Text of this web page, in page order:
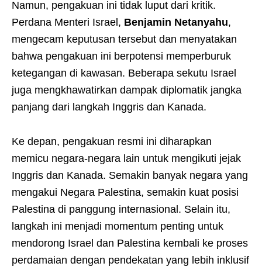
Namun, pengakuan ini tidak luput dari kritik.
Perdana Menteri Israel, Benjamin Netanyahu,
mengecam keputusan tersebut dan menyatakan
bahwa pengakuan ini berpotensi memperburuk
ketegangan di kawasan. Beberapa sekutu Israel
juga mengkhawatirkan dampak diplomatik jangka
panjang dari langkah Inggris dan Kanada.
Ke depan, pengakuan resmi ini diharapkan
memicu negara-negara lain untuk mengikuti jejak
Inggris dan Kanada. Semakin banyak negara yang
mengakui Negara Palestina, semakin kuat posisi
Palestina di panggung internasional. Selain itu,
langkah ini menjadi momentum penting untuk
mendorong Israel dan Palestina kembali ke proses
perdamaian dengan pendekatan yang lebih inklusif